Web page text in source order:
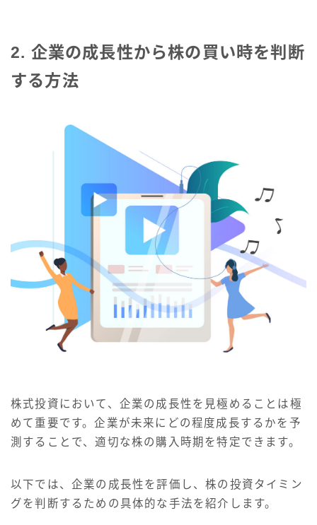
2. 企業の成長性から株の買い時を判断
する方法
株式投資において、企業の成長性を見極めることは極
めて重要です。企業が未来にどの程度成長するかを予
測することで、適切な株の購入時期を特定できます。
以下では、企業の成長性を評価し、株の投資タイミン
グを判断するための具体的な手法を紹介します。